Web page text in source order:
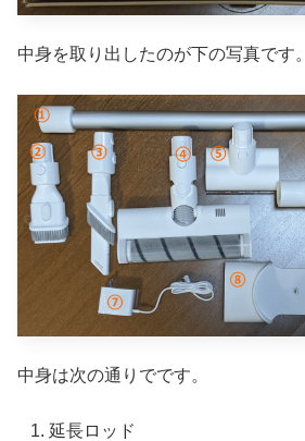
中身を取り出したのが下の写真です。
中身は次の通りでです。
延長ロッド